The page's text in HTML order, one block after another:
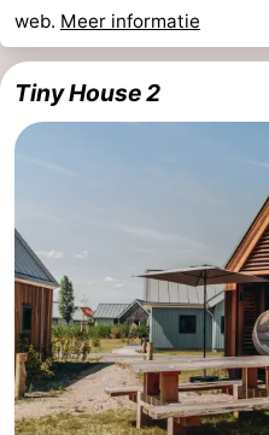
web. Meer informatie
Tiny House 2